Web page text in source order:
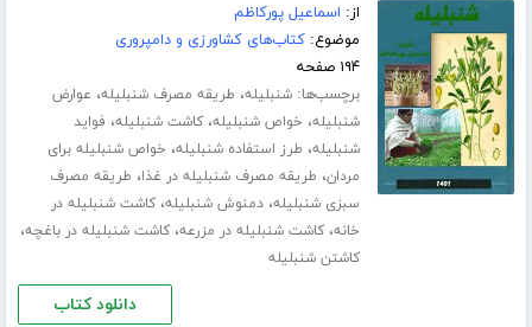
از: اسماعیل پورکاظم
موضوع:کتاب‌های کشاورزی و دامپروری
۱۹۴ صفحه
برچسب‌ها:شنبلیله، طریقه مصرف شنبلیله، عوارض
شنبلیله، خواص شنبلیله،کاشت شنبلیله، فواید
شنبلیله، طرز استفاده شنبلیله، خواص شنبلیله برای
مردان، طریقه مصرف شنبلیله در غذا، طریقه مصرف
سبزی شنبلیله،دمنوش شنبلیله،کاشت شنبلیله در
خانه،کاشت شنبلیله در مزرعه،کاشت شنبلیله در باغچه،
کاشتن شنبلیله
دانلود کتاب